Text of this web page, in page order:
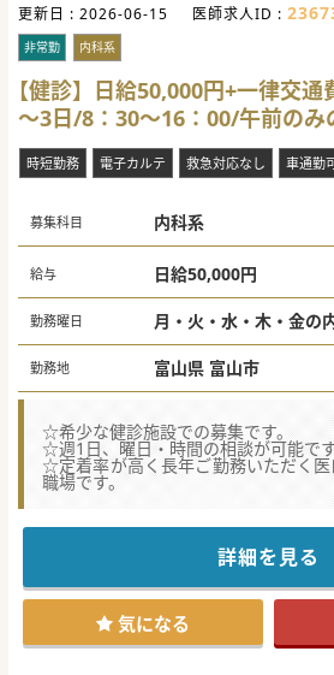
更新日 : 2026-06-15 医師求人ID :
非常勤 内科系
【健診】日給50,000円+一律交
～3日/8：30～16：00/午前のみ
時短勤務 電子カルテ 救急対応なし 車通勤
募集科目 内科系
給与 日給50,000円
勤務曜日 月・火・水・木・金の
勤務地 富山県 富山市
☆希少な健診施設での募集です。
☆週1日、曜日・時間の相談が可能です
☆定着率が高く長年ご勤務いただく
職場です。
詳細を見る
気になる